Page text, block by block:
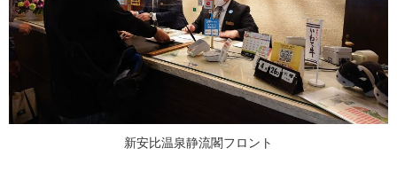
新安比温泉静流閣フロント